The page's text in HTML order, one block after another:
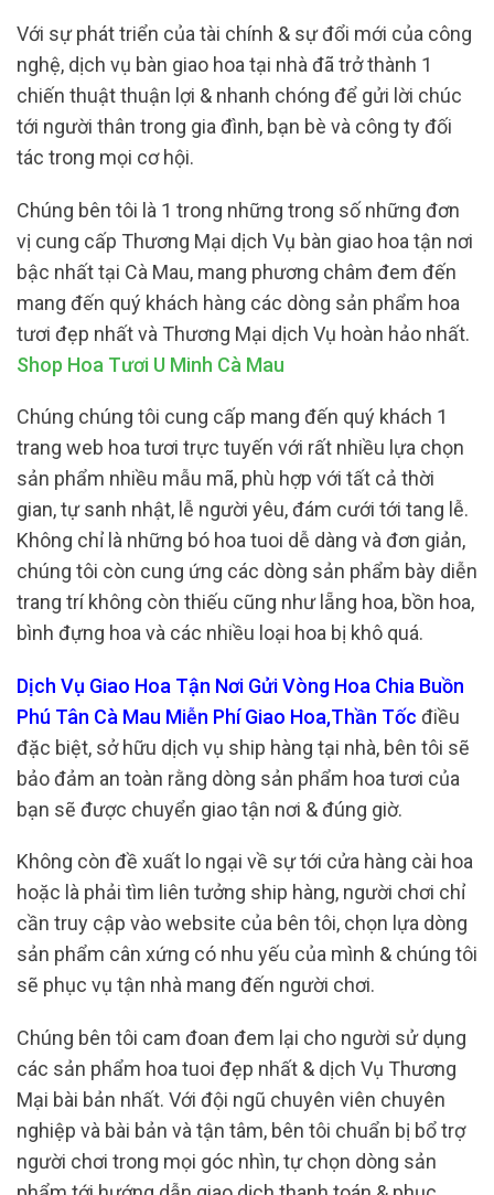
Với sự phát triển của tài chính & sự đổi mới của công
nghệ, dịch vụ bàn giao hoa tại nhà đã trở thành 1
chiến thuật thuận lợi & nhanh chóng để gửi lời chúc
tới người thân trong gia đình, bạn bè và công ty đối
tác trong mọi cơ hội.
Chúng bên tôi là 1 trong những trong số những đơn
vị cung cấp Thương Mại dịch Vụ bàn giao hoa tận nơi
bậc nhất tại Cà Mau, mang phương châm đem đến
mang đến quý khách hàng các dòng sản phẩm hoa
tươi đẹp nhất và Thương Mại dịch Vụ hoàn hảo nhất.
Shop Hoa Tươi U Minh Cà Mau
Chúng chúng tôi cung cấp mang đến quý khách 1
trang web hoa tươi trực tuyến với rất nhiều lựa chọn
sản phẩm nhiều mẫu mã, phù hợp với tất cả thời
gian, tự sanh nhật, lễ người yêu, đám cưới tới tang lễ.
Không chỉ là những bó hoa tuoi dễ dàng và đơn giản,
chúng tôi còn cung ứng các dòng sản phẩm bày diễn
trang trí không còn thiếu cũng như lẵng hoa, bồn hoa,
bình đựng hoa và các nhiều loại hoa bị khô quá.
Dịch Vụ Giao Hoa Tận Nơi Gửi Vòng Hoa Chia Buồn
Phú Tân Cà Mau Miễn Phí Giao Hoa,Thần Tốc điều
đặc biệt, sở hữu dịch vụ ship hàng tại nhà, bên tôi sẽ
bảo đảm an toàn rằng dòng sản phẩm hoa tươi của
bạn sẽ được chuyển giao tận nơi & đúng giờ.
Không còn đề xuất lo ngại về sự tới cửa hàng cài hoa
hoặc là phải tìm liên tưởng ship hàng, người chơi chỉ
cần truy cập vào website của bên tôi, chọn lựa dòng
sản phẩm cân xứng có nhu yếu của mình & chúng tôi
sẽ phục vụ tận nhà mang đến người chơi.
Chúng bên tôi cam đoan đem lại cho người sử dụng
các sản phẩm hoa tuoi đẹp nhất & dịch Vụ Thương
Mại bài bản nhất. Với đội ngũ chuyên viên chuyên
nghiệp và bài bản và tận tâm, bên tôi chuẩn bị bổ trợ
người chơi trong mọi góc nhìn, tự chọn dòng sản